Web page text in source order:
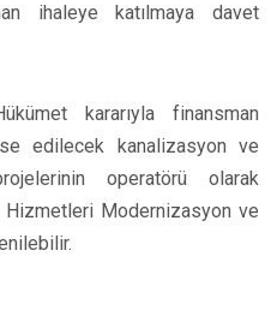
ihaleye katılmaya davet
kararıyla finansman
edilecek kanalizasyon ve
operatörü olarak
Hizmetleri Modernizasyon ve